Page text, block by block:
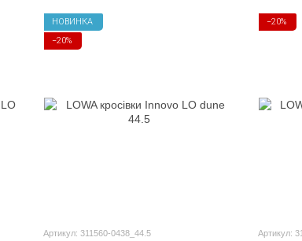
НОВИНКА
−20%
Артикул: 311560-0438_44.5
−20%
Артикул: